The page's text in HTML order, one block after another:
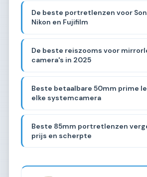
De beste portretlenzen voor
Nikon en Fujifilm
De beste reiszooms voor
camera's in 2025
Beste betaalbare 50mm prime
elke systemcamera
Beste 85mm portretlenzen
prijs en scherpte